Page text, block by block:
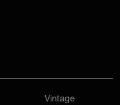
Vintage